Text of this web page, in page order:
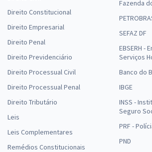
Direito Constitucional
Direito Empresarial
Direito Penal
Direito Previdenciário
Direito Processual Civil
Direito Processual Penal
Direito Tributário
Leis
Leis Complementares
Remédios Constitucionais
Fazenda
SEFAZ DF
EBSERH -
Serviços
Banco do
IBGE
INSS -
Seguro
PRF -
PND